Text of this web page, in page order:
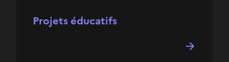
Projets éducatifs